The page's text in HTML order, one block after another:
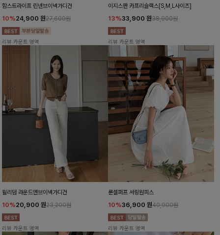
함스트라이프 린넨브이넥가디건
10%24,900 원27,600원
리뷰 카운트 영역
이지스판 카프리슬랙스[S,M,L사이즈]
13%33,900 원38,900원
리뷰 카운트 영역
윌리덤 라운드앤브이넥가디건
10%20,900 원23,200원
리뷰 카운트 영역
룬셀퍼프 셔링원피스
10%36,900 원40,900원
리뷰 카운트 영역